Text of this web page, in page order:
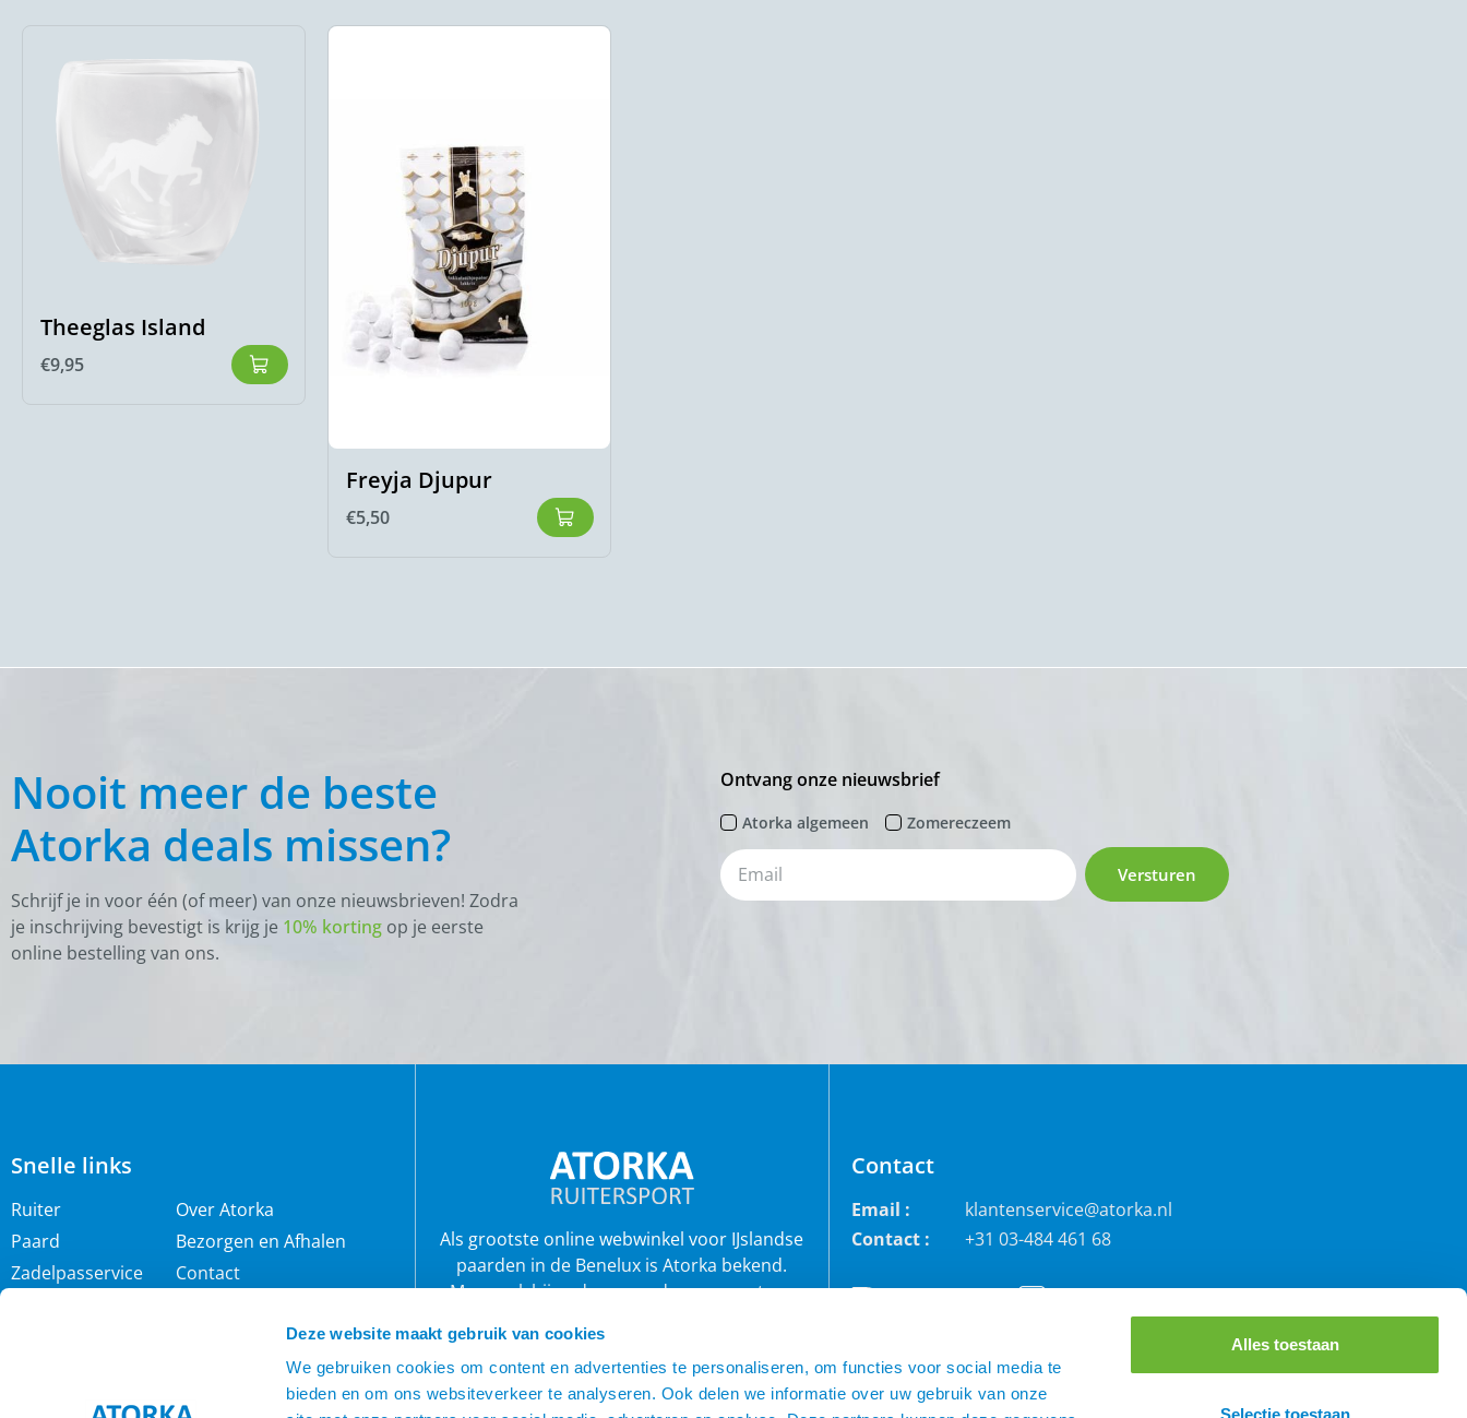
Deze website maakt gebruik van cookies
We gebruiken cookies om content en advertenties te personaliseren, om functies voor social media te
bieden en om ons websiteverkeer te analyseren. Ook delen we informatie over uw gebruik van onze
Alles toestaan
Selectie toestaan
Theeglas Island
€9,95
Freyja Djupur
€5,50
Nooit meer de beste
Atorka deals missen?
Schrijf je in voor één (of meer) van onze nieuwsbrieven! Zodra
je inschrijving bevestigt is krijg je 10% korting op je eerste
online bestelling van ons.
Ontvang onze nieuwsbrief
Atorka algemeen Zomereczeem
Versturen
Snelle links
Ruiter
Paard
Zadelpasservice
Over Atorka
Bezorgen en Afhalen
Contact
Voorwaarden
Als grootste online webwinkel voor IJslandse
paarden in de Benelux is Atorka bekend.
Maar ook bij andere paardenrassen staan
rijbroeken, waterdichte ruiterjassen en zo
veel meer!
Contact
Email :
klantenservice@atorka.nl
Contact :
+31 03-484 461 68